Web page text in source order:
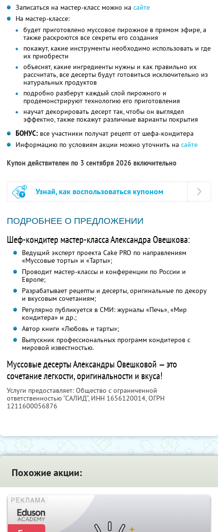
Записаться на мастер-класс можно на сайте
На мастер-классе:
будет приготовлено муссовое пирожное в прямом эфире, а
также раскроются все секреты его создания
покажут, какие инструменты необходимо использовать и где
их приобрести
объяснят, какие ингредиенты нужны и как правильно их
рассчитать, все десерты будут готовиться исключительно из
натуральных продуктов
подробно разберут каждый слой пирожного и
продемонстрируют технологию его приготовления
научат декорировать десерт так, чтобы он выглядел
эффектно, также покажут различные варианты покрытия
БОНУС: все участники получат рецепт от шефа-кондитера
Информацию по условиям акции можно уточнить на сайте
Купон действителен по 3 сентября 2026 включительно
Узнай, как воспользоваться купоном
ПОДРОБНЕЕ О ПРЕДЛОЖЕНИИ
Шеф-кондитер мастер-класса Александра Овешкова:
Ведущий эксперт проекта Cake PRO по направлениям
«Муссовые торты» и «Тарты»;
Проводит мастер-классы и конференции по России и
Европе;
Разрабатывает рецепты и десерты, оригинальные по декору
и вкусовым сочетаниям;
Регулярно публикуется в СМИ: журналы «Печь», «Мир
кондитера» и др.;
Автор книги «Любовь и тарты»;
Выпускник профессиональных программ кондитеров с
мировой известностью.
Муссовые десерты Александры Овешковой — это
сочетание легкости, оригинальности и вкуса!
Услуги предоставляет: Общество с ограниченной
ответственностью “САЛИД”, ИНН 1656120014, ОГРН
1211600056876
Похожие акции: